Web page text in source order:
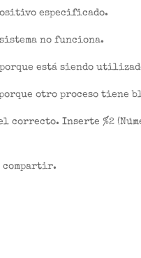
especificado.
no funciona.
está siendo
otro proceso tiene
Inserte %2
compartir.